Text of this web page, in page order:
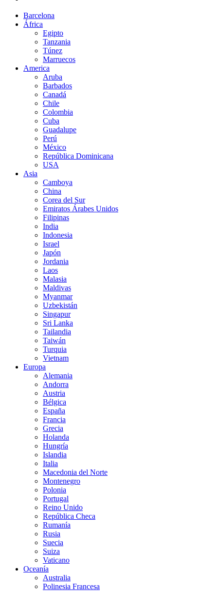
Barcelona
África
Egipto
Tanzania
Túnez
Marruecos
America
Aruba
Barbados
Canadá
Chile
Colombia
Cuba
Guadalupe
Perú
México
República Dominicana
USA
Asia
Camboya
China
Corea del Sur
Emiratos Árabes Unidos
Filipinas
India
Indonesia
Israel
Japón
Jordania
Laos
Malasia
Maldivas
Myanmar
Uzbekistán
Singapur
Sri Lanka
Tailandia
Taiwán
Turquia
Vietnam
Europa
Alemania
Andorra
Austria
Bélgica
España
Francia
Grecia
Holanda
Hungría
Islandia
Italia
Macedonia del Norte
Montenegro
Polonia
Portugal
Reino Unido
República Checa
Rumanía
Rusia
Suecia
Suiza
Vaticano
Oceanía
Australia
Polinesia Francesa